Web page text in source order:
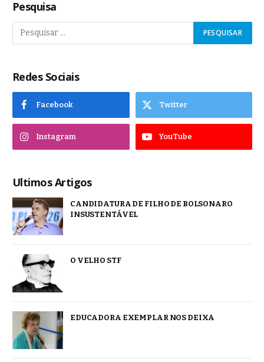
Pesquisa
Redes Sociais
Facebook Twitter
Instagram YouTube
Ultimos Artigos
CANDIDATURA DE FILHO DE BOLSONARO
INSUSTENTÁVEL
O VELHO STF
EDUCADORA EXEMPLAR NOS DEIXA